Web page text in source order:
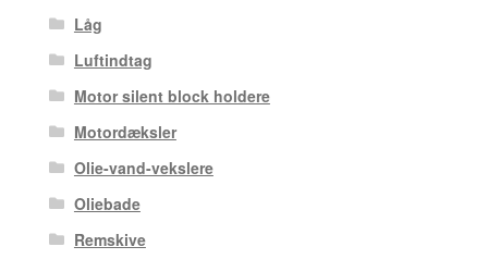
Låg
Luftindtag
Motor silent block holdere
Motordæksler
Olie-vand-vekslere
Oliebade
Remskive